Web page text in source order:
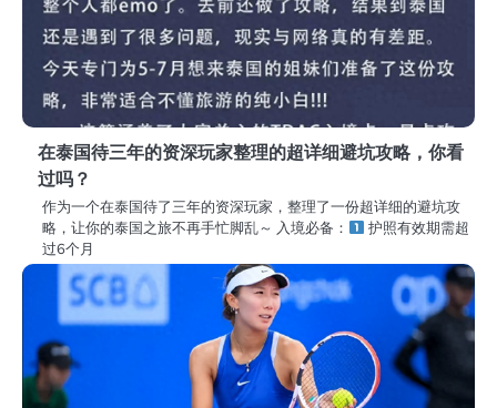
在泰国待三年的资深玩家整理的超详细避坑攻略，你看
过吗？
作为一个在泰国待了三年的资深玩家，整理了一份超详细的避坑攻
略，让你的泰国之旅不再手忙脚乱～ 入境必备：
护照有效期需超
过6个月